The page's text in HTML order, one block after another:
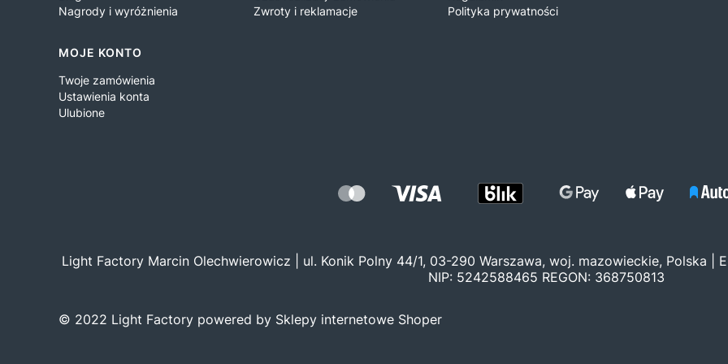
Nagrody i wyróżnienia
Zwroty i reklamacje
Polityka prywatności
MOJE KONTO
Twoje zamówienia
Ustawienia konta
Ulubione
Light Factory Marcin Olechwierowicz | ul. Konik Polny 44/1, 03-290 Warszawa, woj. mazowieckie, Polska |
NIP: 5242588465 REGON: 368750813
© 2022 Light Factory powered by Sklepy internetowe Shoper